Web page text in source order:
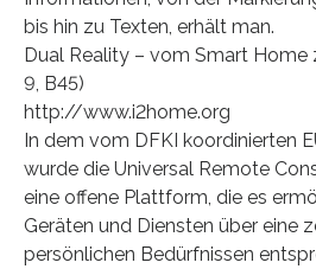
bis hin zu Texten, erhält man.
Dual Reality – vom Smart Home
9, B45)
http://www.i2home.org
In dem vom DFKI koordinierten
wurde die Universal Remote
eine offene Plattform, die es
Geräten und Diensten über eine
persönlichen Bedürfnissen